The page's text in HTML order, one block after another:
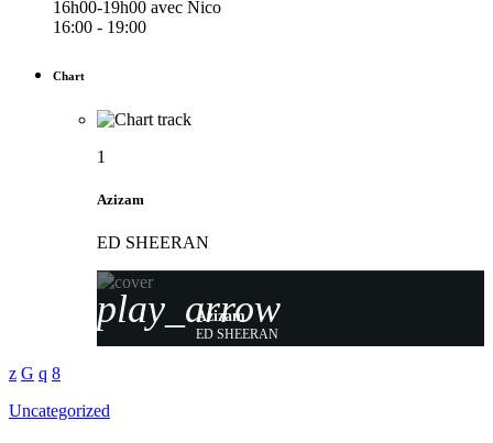
16h00-19h00 avec Nico
16:00 - 19:00
Chart
1
Azizam
ED SHEERAN
play_arrow
Azizam
ED SHEERAN
Uncategorized